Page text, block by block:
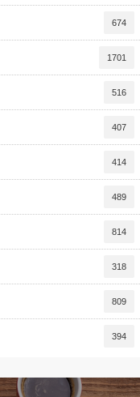
674
1701
516
407
414
489
814
318
809
394